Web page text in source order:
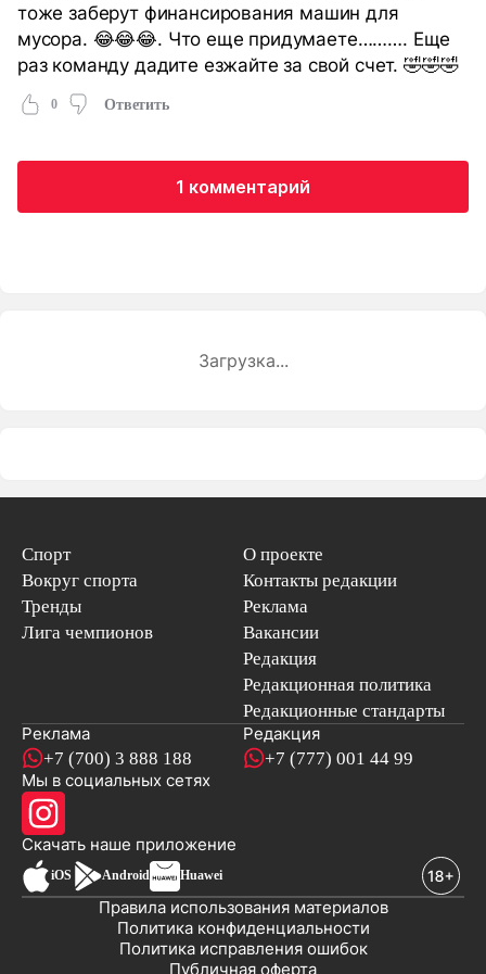
тоже заберут финансирования машин для
мусора. 😂😂😂. Что еще придумаете………. Еще
раз команду дадите езжайте за свой счет. 🤣🤣🤣
0 Ответить
1 комментарий
Загрузка...
Спорт
Вокруг спорта
Тренды
Лига чемпионов
О проекте
Контакты редакции
Реклама
Вакансии
Редакция
Редакционная политика
Редакционные стандарты
Реклама
+7 (700) 3 888 188
Редакция
+7 (777) 001 44 99
Мы в социальных сетях
Скачать наше приложениеновостей
iOS Android Huawei
Публичная оферта
Политика исправления ошибок
Политика конфиденциальности
Правила использования материалов